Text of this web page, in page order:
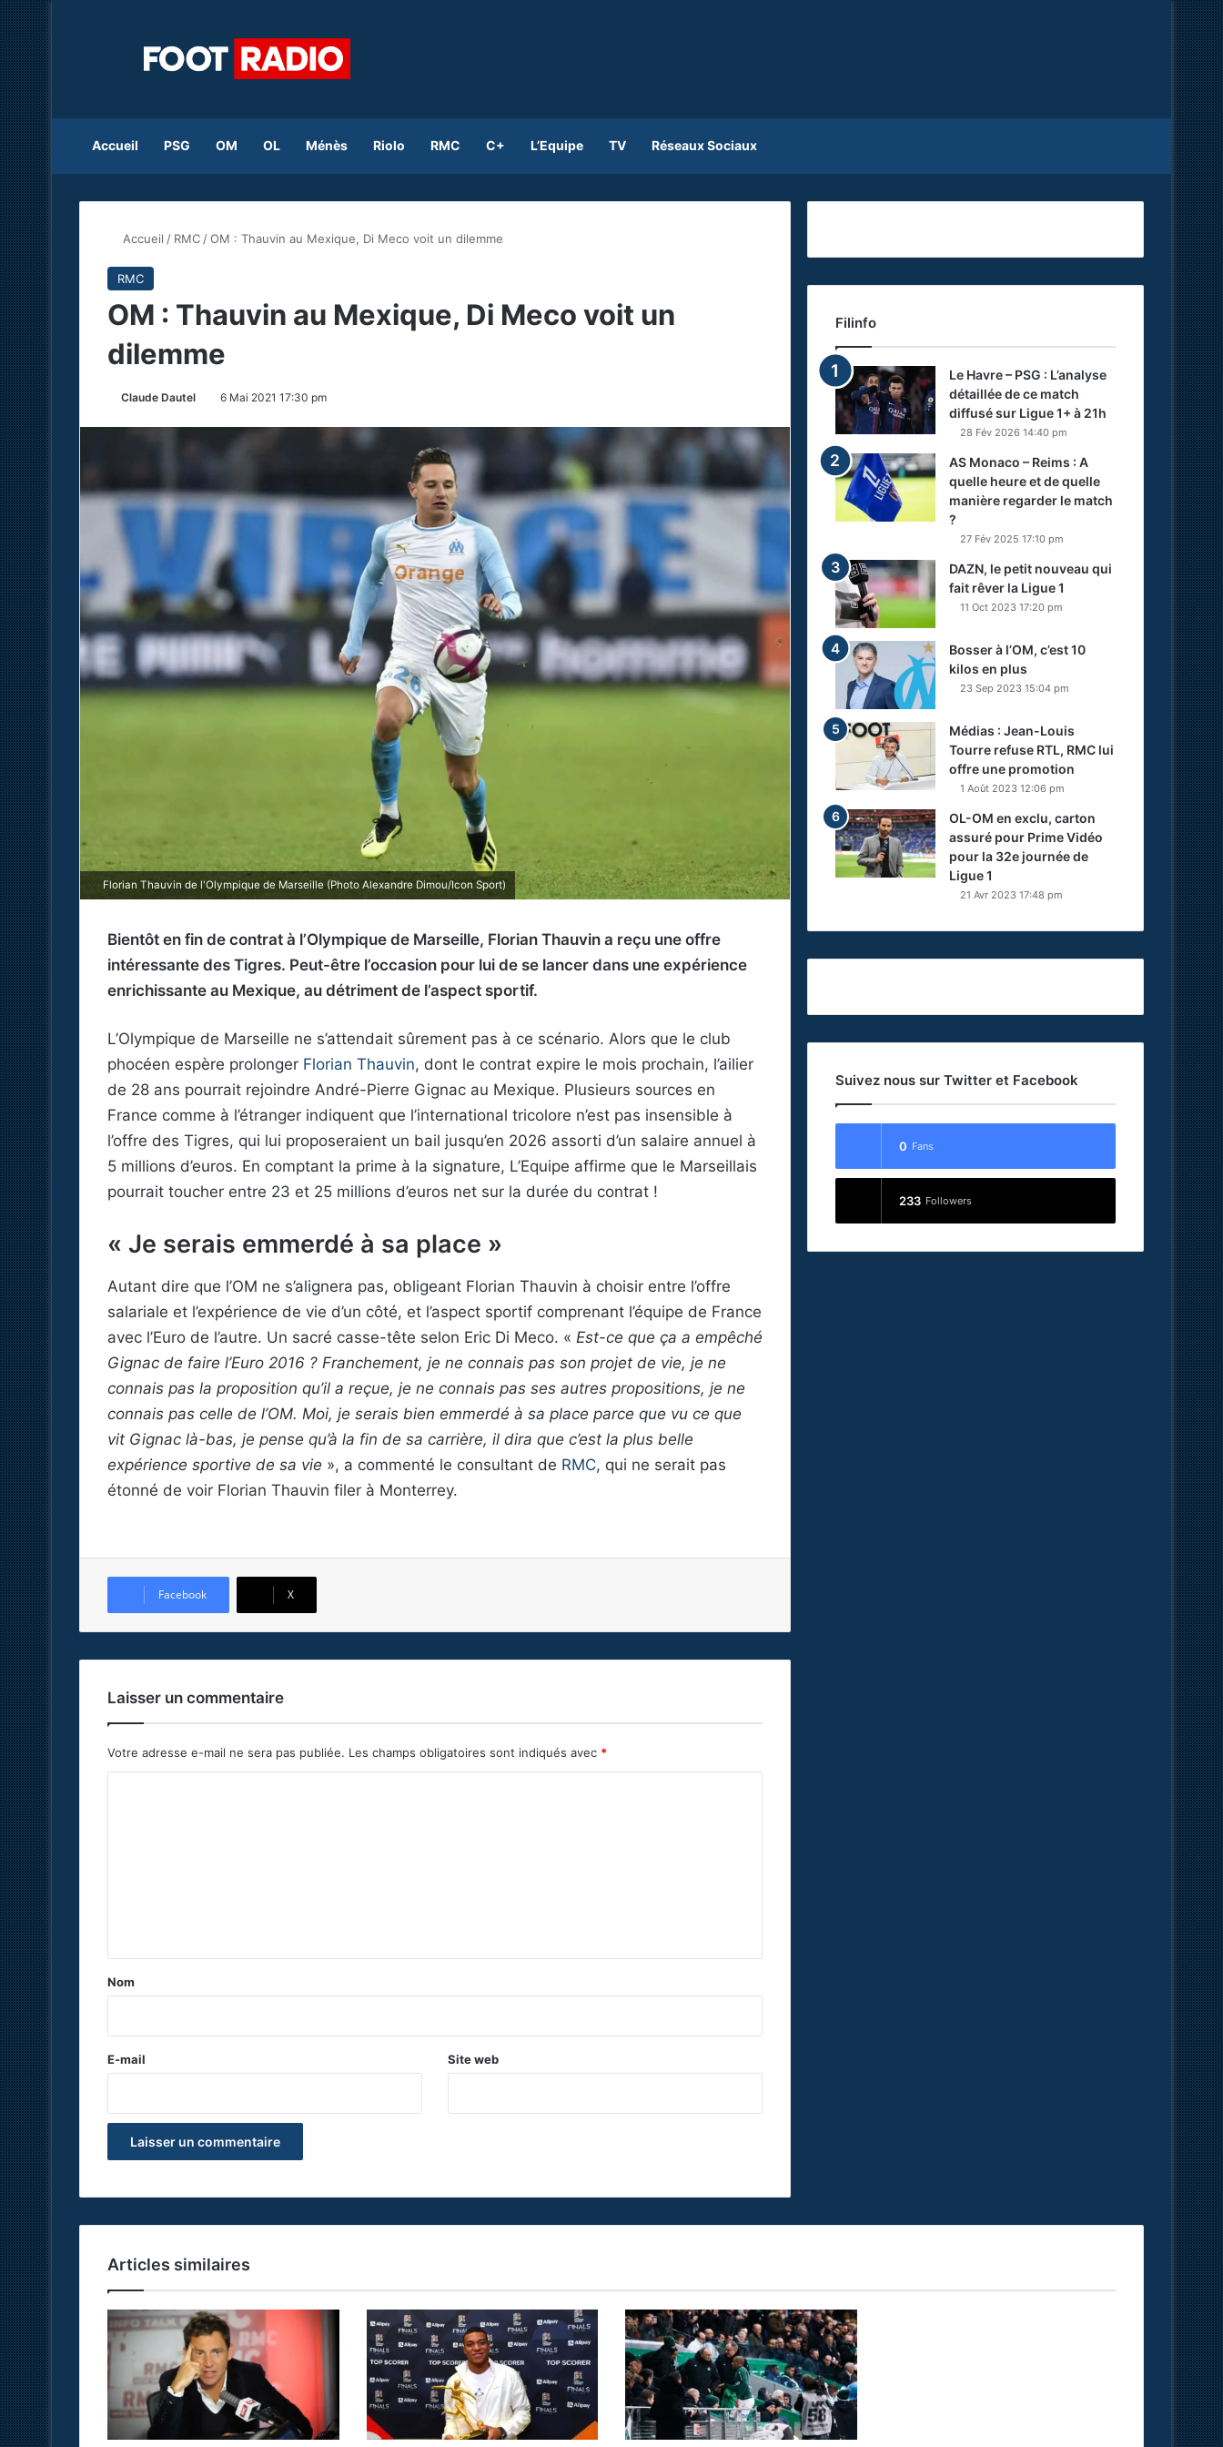
Accueil PSG OM OL Ménès Riolo RMC C+ L’Equipe TV Réseaux Sociaux
Accueil / RMC /OM : Thauvin au Mexique, Di Meco voit un dilemme
RMC
OM : Thauvin au Mexique, Di Meco voit un
dilemme
Claude Dautel 6 Mai 2021 17:30 pm
Florian Thauvin de l'Olympique de Marseille (Photo Alexandre Dimou/Icon Sport)
Bientôt en fin de contrat à l’Olympique de Marseille, Florian Thauvin a reçu une offre
intéressante des Tigres. Peut-être l’occasion pour lui de se lancer dans une expérience
enrichissante au Mexique, au détriment de l’aspect sportif.
L’Olympique de Marseille ne s’attendait sûrement pas à ce scénario. Alors que le club
phocéen espère prolonger Florian Thauvin, dont le contrat expire le mois prochain, l’ailier
de 28 ans pourrait rejoindre André-Pierre Gignac au Mexique. Plusieurs sources en
France comme à l’étranger indiquent que l’international tricolore n’est pas insensible à
l’offre des Tigres, qui lui proposeraient un bail jusqu’en 2026 assorti d’un salaire annuel à
5 millions d’euros. En comptant la prime à la signature, L’Equipe affirme que le Marseillais
pourrait toucher entre 23 et 25 millions d’euros net sur la durée du contrat !
« Je serais emmerdé à sa place »
Autant dire que l’OM ne s’alignera pas, obligeant Florian Thauvin à choisir entre l’offre
salariale et l’expérience de vie d’un côté, et l’aspect sportif comprenant l’équipe de France
avec l’Euro de l’autre. Un sacré casse-tête selon Eric Di Meco. « Est-ce que ça a empêché
Gignac de faire l’Euro 2016 ? Franchement, je ne connais pas son projet de vie, je ne
connais pas la proposition qu’il a reçue, je ne connais pas ses autres propositions, je ne
connais pas celle de l’OM. Moi, je serais bien emmerdé à sa place parce que vu ce que
vit Gignac là-bas, je pense qu’à la fin de sa carrière, il dira que c’est la plus belle
expérience sportive de sa vie », a commenté le consultant de RMC, qui ne serait pas
étonné de voir Florian Thauvin filer à Monterrey.
Facebook X
Laisser un commentaire
Votre adresse e-mail ne sera pas publiée. Les champs obligatoires sont indiqués avec *
a
e
Nom
E-mail Site web
Filinfo
Le Havre – PSG : L’analyse
détaillée de ce match
diffusé sur Ligue 1+ à 21h
28 Fév 2026 14:40 pm
AS Monaco – Reims : A
quelle heure et de quelle
manière regarder le match
?
27 Fév 2025 17:10 pm
DAZN, le petit nouveau qui
fait rêver la Ligue 1
11 Oct 2023 17:20 pm
Bosser à l’OM, c’est 10
kilos en plus
23 Sep 2023 15:04 pm
Médias : Jean-Louis
Tourre refuse RTL, RMC lui
offre une promotion
1 Août 2023 12:06 pm
OL-OM en exclu, carton
assuré pour Prime Vidéo
pour la 32e journée de
Ligue 1
21 Avr 2023 17:48 pm
Suivez nous sur Twitter et Facebook
0 Fans
233 Followers
Articles similaires